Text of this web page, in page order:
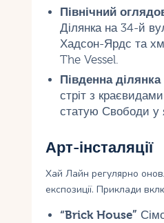
Північний
Ділянка на 34-й
Хадсон-Ярдс та
The Vessel.
Південна ділянка
стріт з
статую Свободи у
Арт-інсталяції
Хай Лайн регулярно
експозиції. Приклади
“Brick House”